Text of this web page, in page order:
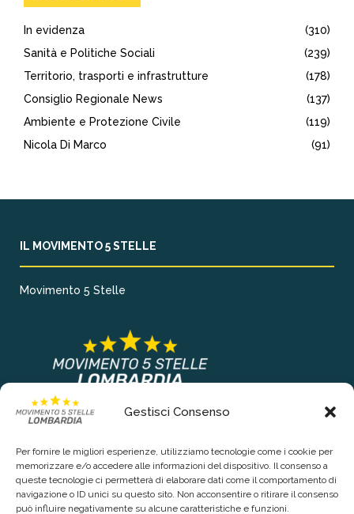
Gestisci Consenso
Per fornire le migliori esperienze, utilizziamo tecnologie come i cookie per
memorizzare e/o accedere alle informazioni del dispositivo. Il consenso a
queste tecnologie ci permetterà di elaborare dati come il comportamento di
navigazione o ID unici su questo sito. Non acconsentire o ritirare il consenso
può influire negativamente su alcune caratteristiche e funzioni.
In evidenza
(310)
Sanità e Politiche Sociali
(239)
Territorio, trasporti e infrastrutture
(178)
Consiglio Regionale News
(137)
Ambiente e Protezione Civile
(119)
Nicola Di Marco
(91)
IL MOVIMENTO 5 STELLE
Movimento 5 Stelle
COLLEGAMENTI PRINCIPALI
Contattaci